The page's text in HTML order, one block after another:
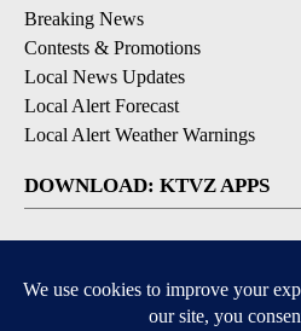
Breaking News
Contests & Promotions
Local News Updates
Local Alert Forecast
Local Alert Weather Warnings
DOWNLOAD: KTVZ APPS